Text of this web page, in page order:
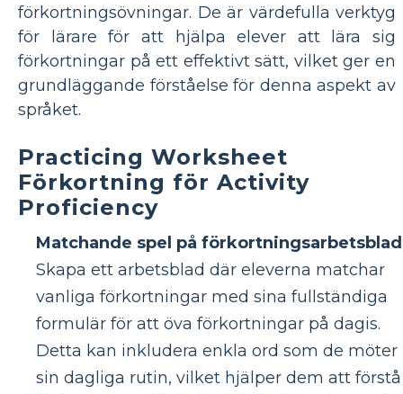
förkortningsövningar. De är värdefulla verktyg
för lärare för att hjälpa elever att lära sig
förkortningar på ett effektivt sätt, vilket ger en
grundläggande förståelse för denna aspekt av
språket.
Practicing Worksheet
Förkortning för Activity
Proficiency
Matchande spel på
Skapa ett arbetsblad där eleverna matchar
vanliga förkortningar med sina fullständiga
formulär för att öva förkortningar på dagis.
Detta kan inkludera enkla ord som de möter
sin dagliga rutin, vilket hjälper dem att förstå